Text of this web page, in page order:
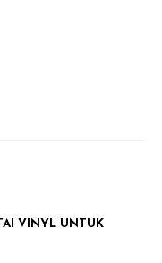
VINYL UNTUK